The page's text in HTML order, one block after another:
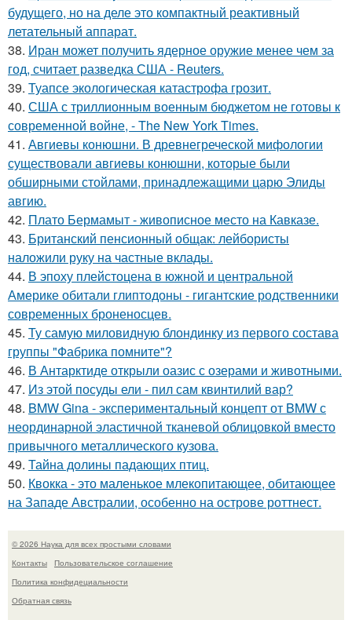
будущего, но на деле это компактный реактивный
летательный аппарат.
38. Иран может получить ядерное оружие менее чем за
год, считает разведка США - Reuters.
39. Туапсе экологическая катастрофа грозит.
40. США с триллионным военным бюджетом не готовы к
современной войне, - The New York Times.
41. Авгиевы конюшни. В древнегреческой мифологии
существовали авгиевы конюшни, которые были
обширными стойлами, принадлежащими царю Элиды
авгию.
42. Плато Бермамыт - живописное место на Кавказе.
43. Британский пенсионный общак: лейбористы
наложили руку на частные вклады.
44. В эпоху плейстоцена в южной и центральной
Америке обитали глиптодоны - гигантские родственники
современных броненосцев.
45. Ту самую миловидную блондинку из первого состава
группы "Фабрика помните"?
46. В Антарктиде открыли оазис с озерами и животными.
47. Из этой посуды ели - пил сам квинтилий вар?
48. BMW Gina - экспериментальный концепт от BMW с
неординарной эластичной тканевой облицовкой вместо
привычного металлического кузова.
49. Тайна долины падающих птиц.
50. Квокка - это маленькое млекопитающее, обитающее
на Западе Австралии, особенно на острове роттнест.
© 2026 Наука для всех простыми словами
Контакты
Пользовательское соглашение
Политика конфидециальности
Обратная связь